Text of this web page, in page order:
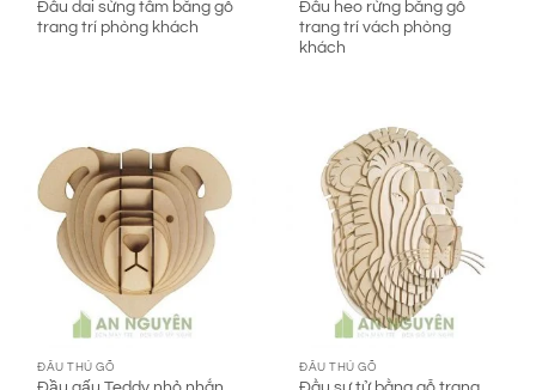
Đầu dai sừng tấm bằng gỗ
trang trí phòng khách
Đầu heo rừng bằng gỗ
trang trí vách phòng
khách
ĐẦU THÚ GỖ ĐẦU THÚ GỖ